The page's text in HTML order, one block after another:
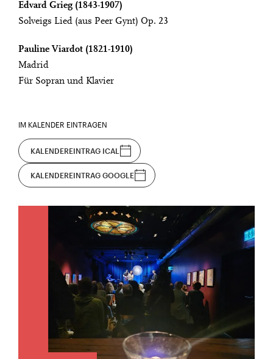
Edvard Grieg (1843-1907)
Solveigs Lied (aus Peer Gynt) Op. 23
Pauline Viardot (1821-1910)
Madrid
Für Sopran und Klavier
IM KALENDER EINTRAGEN
KALENDEREINTRAG ICAL
KALENDEREINTRAG GOOGLE